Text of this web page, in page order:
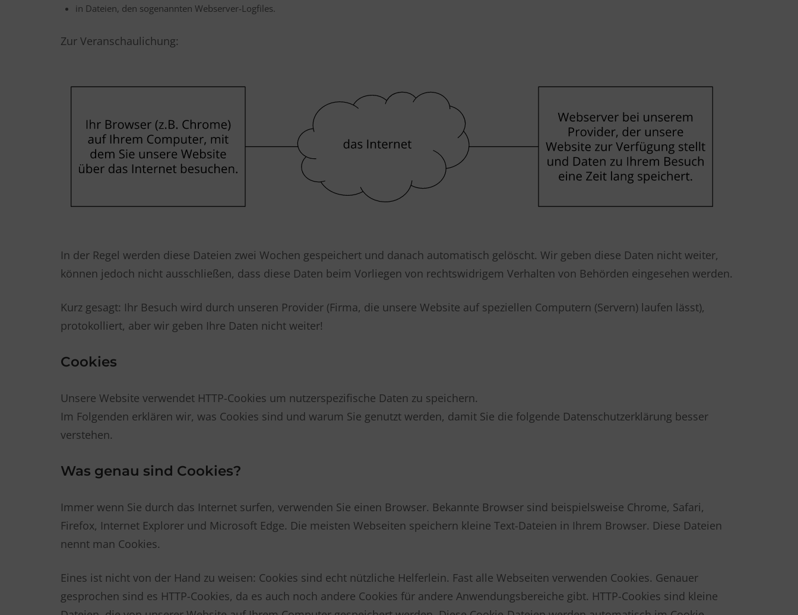
in Dateien, den sogenannten Webserver-Logfiles.
Zur Veranschaulichung:
In der Regel werden diese Dateien zwei Wochen gespeichert und danach automatisch gelöscht. Wir geben diese Daten nicht weiter,
können jedoch nicht ausschließen, dass diese Daten beim Vorliegen von rechtswidrigem Verhalten von Behörden eingesehen werden.
Kurz gesagt: Ihr Besuch wird durch unseren Provider (Firma, die unsere Website auf speziellen Computern (Servern) laufen lässt),
protokolliert, aber wir geben Ihre Daten nicht weiter!
Cookies
Unsere Website verwendet HTTP-Cookies um nutzerspezifische Daten zu speichern.
Im Folgenden erklären wir, was Cookies sind und warum Sie genutzt werden, damit Sie die folgende Datenschutzerklärung besser
verstehen.
Was genau sind Cookies?
Immer wenn Sie durch das Internet surfen, verwenden Sie einen Browser. Bekannte Browser sind beispielsweise Chrome, Safari,
Firefox, Internet Explorer und Microsoft Edge. Die meisten Webseiten speichern kleine Text-Dateien in Ihrem Browser. Diese Dateien
nennt man Cookies.
Eines ist nicht von der Hand zu weisen: Cookies sind echt nützliche Helferlein. Fast alle Webseiten verwenden Cookies. Genauer
gesprochen sind es HTTP-Cookies, da es auch noch andere Cookies für andere Anwendungsbereiche gibt. HTTP-Cookies sind kleine